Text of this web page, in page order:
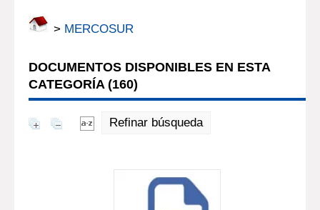
> MERCOSUR
DOCUMENTOS DISPONIBLES EN ESTA
CATEGORÍA (160)
Refinar búsqueda